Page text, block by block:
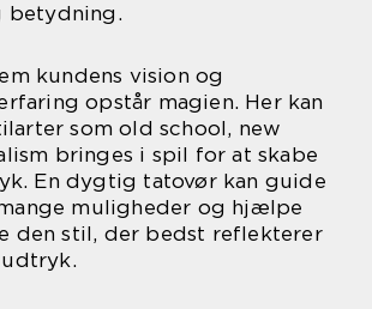
betydning.
kundens vision og
opstår magien. Her kan
som old school, new
bringes i spil for at skabe
En dygtig tatovør kan guide
muligheder og hjælpe
den stil, der bedst reflekterer